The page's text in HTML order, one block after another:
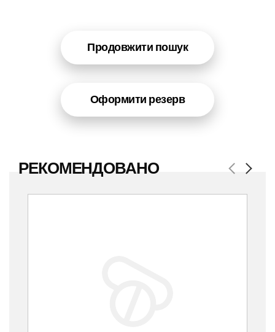
Продовжити пошук
Оформити резерв
РЕКОМЕНДОВАНО Previous
Next